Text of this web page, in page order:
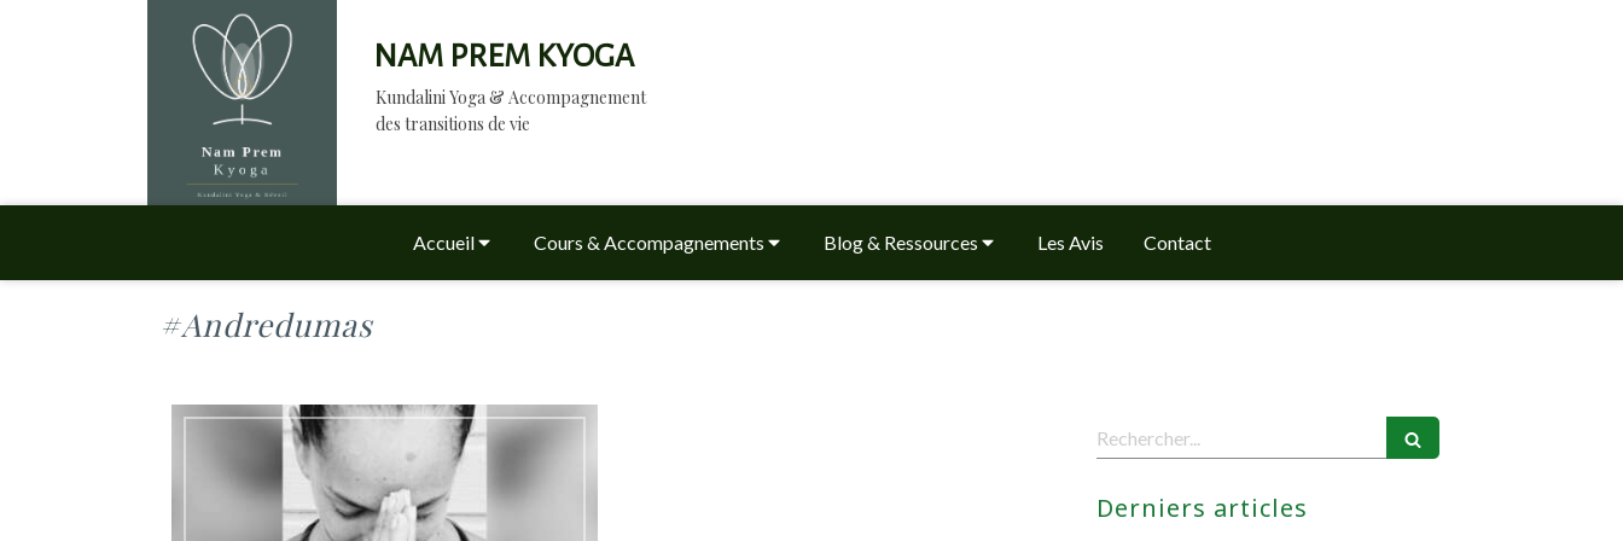
NAM PREM KYOGA
Kundalini Yoga & Accompagnement
des transitions de vie
Accueil Cours & Accompagnements Blog & Ressources Les Avis Contact
#andredumas
Rechercher
Derniers articles